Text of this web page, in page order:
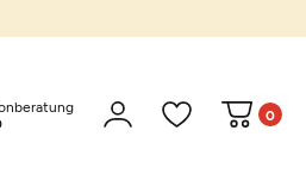
0